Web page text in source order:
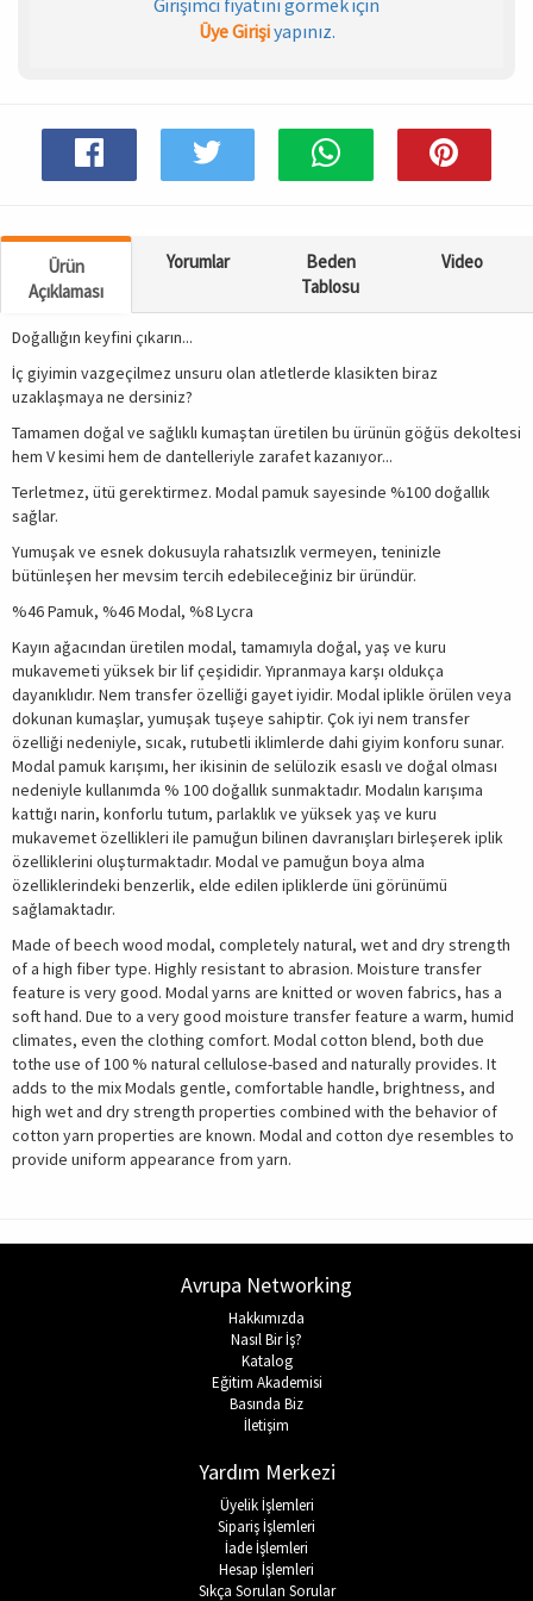
Girişimci fiyatını görmek için
Üye Girişiyapınız.
Ürün
Açıklaması
Yorumlar
Beden
Tablosu
Video
Doğallığın keyfini çıkarın...
İç giyimin vazgeçilmez unsuru olan atletlerde klasikten biraz
uzaklaşmaya ne dersiniz?
Tamamen doğal ve sağlıklı kumaştan üretilen bu ürünün göğüs dekoltesi
hem V kesimi hem de dantelleriyle zarafet kazanıyor...
Terletmez, ütü gerektirmez. Modal pamuk sayesinde %100 doğallık
sağlar.
Yumuşak ve esnek dokusuyla rahatsızlık vermeyen, teninizle
bütünleşen her mevsim tercih edebileceğiniz bir üründür.
%46 Pamuk, %46 Modal, %8 Lycra
Kayın ağacından üretilen modal, tamamıyla doğal, yaş ve kuru
mukavemeti yüksek bir lif çeşididir. Yıpranmaya karşı oldukça
dayanıklıdır. Nem transfer özelliği gayet iyidir. Modal iplikle örülen veya
dokunan kumaşlar, yumuşak tuşeye sahiptir. Çok iyi nem transfer
özelliği nedeniyle, sıcak, rutubetli iklimlerde dahi giyim konforu sunar.
Modal pamuk karışımı, her ikisinin de selülozik esaslı ve doğal olması
nedeniyle kullanımda % 100 doğallık sunmaktadır. Modalın karışıma
kattığı narin, konforlu tutum, parlaklık ve yüksek yaş ve kuru
mukavemet özellikleri ile pamuğun bilinen davranışları birleşerek iplik
özelliklerini oluşturmaktadır. Modal ve pamuğun boya alma
özelliklerindeki benzerlik, elde edilen ipliklerde üni görünümü
sağlamaktadır.
Made of beech wood modal, completely natural, wet and dry strength
of a high fiber type. Highly resistant to abrasion. Moisture transfer
feature is very good. Modal yarns are knitted or woven fabrics, has a
soft hand. Due to a very good moisture transfer feature a warm, humid
climates, even the clothing comfort. Modal cotton blend, both due
tothe use of 100 % natural cellulose-based and naturally provides. It
adds to the mix Modals gentle, comfortable handle, brightness, and
high wet and dry strength properties combined with the behavior of
cotton yarn properties are known. Modal and cotton dye resembles to
provide uniform appearance from yarn.
Avrupa Networking
Hakkımızda
Nasıl Bir İş?
Katalog
Eğitim Akademisi
Basında Biz
İletişim
Yardım Merkezi
Üyelik İşlemleri
Sipariş İşlemleri
İade İşlemleri
Hesap İşlemleri
Sıkça Sorulan Sorular